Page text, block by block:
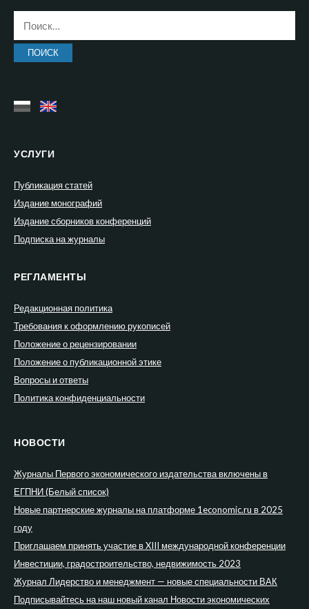
УСЛУГИ
Публикация статей
Издание монографий
Издание сборников конференций
Подписка на журналы
РЕГЛАМЕНТЫ
Редакционная политика
Требования к оформлению рукописей
Положение о рецензировании
Положение о публикационной этике
Вопросы и ответы
Политика конфиденциальности
НОВОСТИ
Журналы Первого экономического издательства включены в
ЕГПНИ (Белый список)
Новые партнерские журналы на платформе 1economic.ru в 2025
году
Приглашаем принять участие в XIII международной конференции
Инвестиции, градостроительство, недвижимость 2023
Журнал Лидерство и менеджмент — новые специальности ВАК
Подписывайтесь на наш новый канал Новости экономических